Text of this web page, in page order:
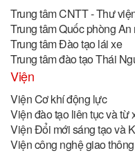
Trung tâm CNTT - Thư
Trung tâm Quốc phòng
Trung tâm Đào tạo lái xe
Trung tâm đào tạo Thái
Viện
Viện Cơ khí động lực
Viện đào tạo liên tục và từ
Viện Đổi mới sáng tạo và
Viện công nghệ giao